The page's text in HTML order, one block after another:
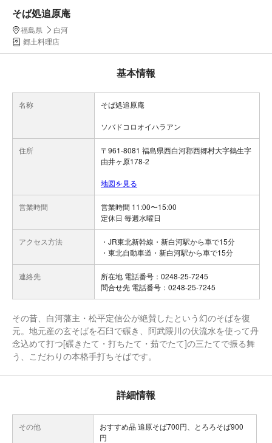
そば処追原庵
福島県
白河
郷土料理店
基本情報
名称 そば処追原庵
ソバドコロオイハラアン
住所
〒961-8081 福島県西白河郡西郷村大字鶴生字
由井ヶ原178-2
地図を見る
営業時間
営業時間 11:00〜15:00
定休日 毎週水曜日
アクセス方法
・JR東北新幹線・新白河駅から車で15分
・東北自動車道・新白河駅から車で15分
連絡先
所在地 電話番号：0248-25-7245
問合せ先 電話番号：0248-25-7245
その昔、白河藩主・松平定信公が絶賛したという幻のそばを復
元。地元産の玄そばを石臼で碾き、阿武隈川の伏流水を使って丹
念込めて打つ[碾きたて・打ちたて・茹でたて]の三たてで振る舞
う、こだわりの本格手打ちそばです。
詳細情報
その他
おすすめ品 追原そば700円、とろろそば900
円